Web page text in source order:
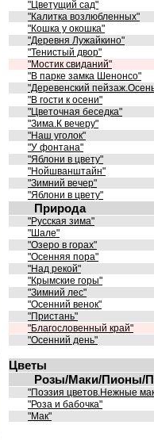
"Цветущий сад"
"Калитка возлюбленных"
"Кошка у окошка"
"Деревня Лужайкино"
"Тенистый двор"
"Мостик свиданий"
"В парке замка Шенонсо"
"Деревенский
"В гости к осени"
"Цветочная беседка"
"Зима.К вечеру"
"Наш уголок"
"У фонтана"
"Яблони в цвету"
"Нойшванштайн"
"Зимний вечер"
"Яблони в цвету"
Природа
"Русская зима"
"Шале"
"Озеро в горах"
"Осенняя пора"
"Над рекой"
"Крымские горы"
"Зимний лес"
"Осенний венок"
"Пристань"
"Благословенный край"
"Осенний день"
Цветы
Розы/Маки/Пионы/
"Поэзия цветов.Нежные
"Роза и бабочка"
"Мак"